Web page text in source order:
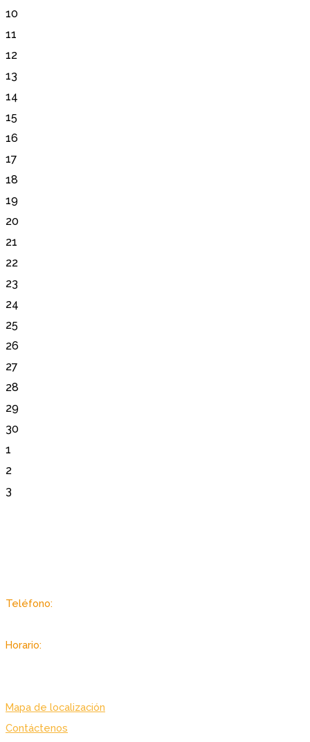
10
11
12
13
14
15
16
17
18
19
20
21
22
23
24
25
26
27
28
29
30
1
2
3
Teléfono:
Horario:
Mapa de localización
Contáctenos